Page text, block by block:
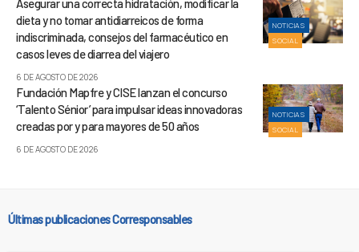
NOTICIAS
SOCIAL
dieta y no tomar antidiarreicos de forma
indiscriminada, consejos del farmacéutico en
casos leves de diarrea del viajero
6 DE AGOSTO DE 2026
NOTICIAS
SOCIAL
Fundación Mapfre y CISE lanzan el concurso
‘Talento Sénior’ para impulsar ideas innovadoras
creadas por y para mayores de 50 años
6 DE AGOSTO DE 2026
Últimas publicaciones Corresponsables